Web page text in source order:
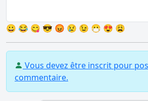
😀 😂 😋 😎 😡 😢 😉 😷 😍 😩
Vous devez être inscrit pour
commentaire.